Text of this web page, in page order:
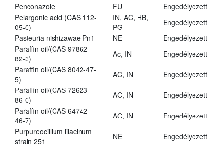
Penconazole
FU
Engedélyezett
Pelargonic acid (CAS 112-
05-0)
IN, AC, HB,
PG
Engedélyezett
Pasteuria nishizawae Pn1
NE
Engedélyezett
Paraffin oil/(CAS 97862-
82-3)
Ac, IN
Engedélyezett
Paraffin oil/(CAS 8042-47-
5)
AC, IN
Engedélyezett
Paraffin oil/(CAS 72623-
86-0)
AC, IN
Engedélyezett
Paraffin oil/(CAS 64742-
46-7)
AC, IN
Engedélyezett
Purpureocillium lilacinum
strain 251
NE
Engedélyezett